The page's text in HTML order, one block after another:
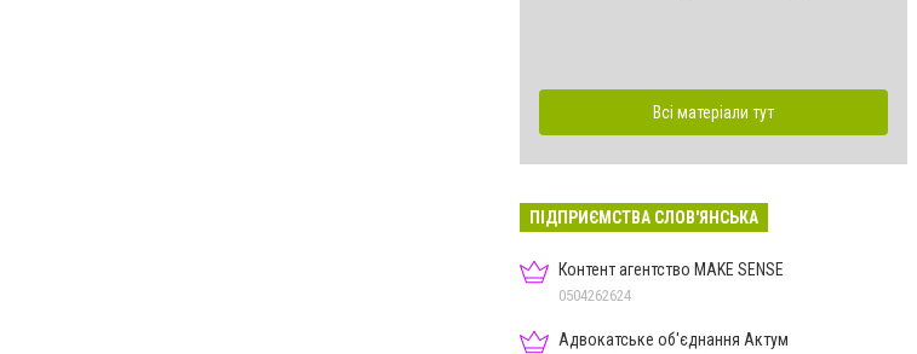
Всі матеріали тут
ПІДПРИЄМСТВА СЛОВ'ЯНСЬКА
Контент агентство MAKE SENSE
0504262624
Адвокатське об'єднання Актум